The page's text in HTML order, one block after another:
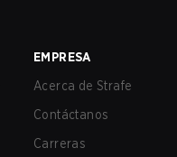
EMPRESA
Acerca de Strafe
Contáctanos
Carreras